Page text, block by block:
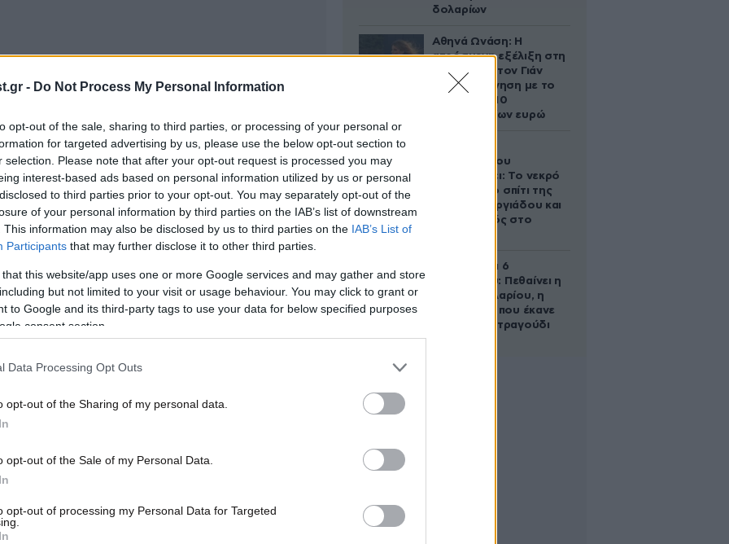
- Do Not Process My Personal Information
opt-out of the sale, sharing to third parties, or processing of your personal or
for targeted advertising by us, please use the below opt-out section to
selection. Please note that after your opt-out request is processed you may
interest-based ads based on personal information utilized by us or personal
to third parties prior to your opt-out. You may separately opt-out of the
of your personal information by third parties on the IAB’s list of downstream
This information may also be disclosed by us to third parties on the IAB’s List of
Participants that may further disclose it to other third parties.
that this website/app uses one or more Google services and may gather and store
but not limited to your visit or usage behaviour. You may click to grant or
to Google and its third-party tags to use your data for below specified purposes
consent section.
Data Processing Opt Outs
opt-out of the Sharing of my personal data.
opt-out of the Sale of my Personal Data.
opt-out of processing my Personal Data for Targeted
ότι ένα κοινό στοιχείο ανάμεσα σε αυτούς
που θα διαμορφώσουν αυτή την πολιτική
δολαρίων
Αθηνά Ωνάση: Η
απρόσμενη εξέλιξη στη
διαμάχη με τον Γιάν
Τοπς – Η κίνηση με το
άλογο των 10
εκατομμυρίων ευρώ
Τζώρτζογλου
αποκαλύπτει: Το νεκρό
έμβρυο στο σπίτι της
Μαρίας Γεωργιάδου και
ο εγκλεισμός στο
Σαν σήμερα 6
Αυγούστου: Πεθαίνει η
Ρίτα Σακελλαρίου, η
λαϊκή ντίβα που έκανε
τη ζωή της τραγούδι